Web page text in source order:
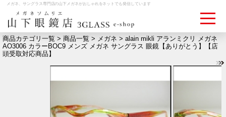
メガネ、サングラス専門店の山下メガネがおしゃれをネットでも発信しています
ログイン
商品カテゴリ一覧 > 商品一覧 > メガネ > alain mikli アランミクリ メガネ
AO3006 カラーBOC9 メンズ メガネ サングラス 眼鏡【ありがとう】【店
頭受取対応商品】